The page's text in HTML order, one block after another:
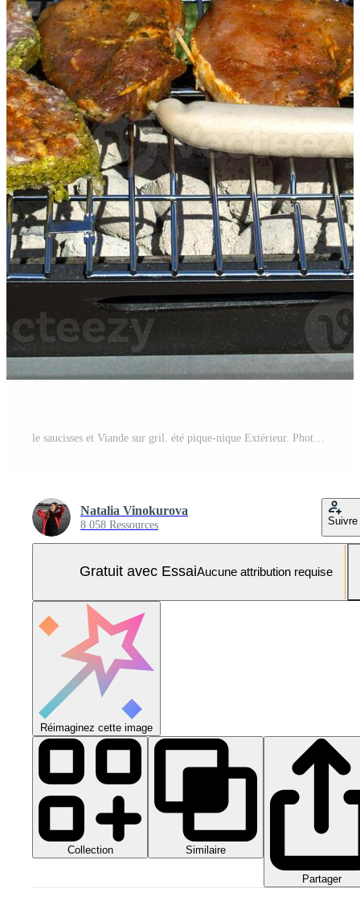
Natalia Vinokurova
8 058 Ressources Suivre
Gratuit avec EssaiAucune attribution requise
Réimaginez cette image
Collection Similaire
Partager